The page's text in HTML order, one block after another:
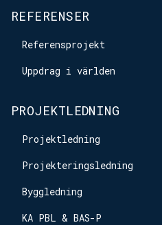
REFERENSER
Referensprojekt
Uppdrag i världen
PROJEKTLEDNING
Projektledning
Projekteringsledning
Byggledning
KA PBL & BAS-P